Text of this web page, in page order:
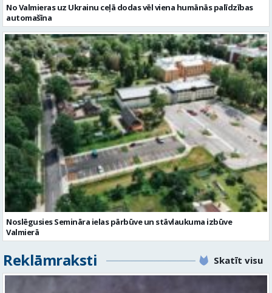
Noslēgusies Semināra ielas pārbūve un stāvlaukuma izbūve
Valmierā
Reklāmraksti Skatīt visu